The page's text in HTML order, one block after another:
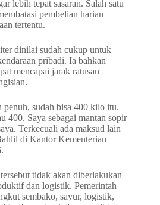
lebih tepat sasaran. Salah satu
pembelian harian
tertentu.
dinilai sudah cukup untuk
pribadi. Ia bahkan
mencapai jarak ratusan
sudah bisa 400 kilo itu.
400. Saya sebagai mantan sopir
Terkecuali ada maksud lain
di Kantor Kementerian
tidak akan diberlakukan
dan logistik. Pemerintah
sembako, sayur, logistik,